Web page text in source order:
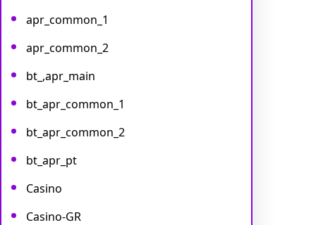
apr_common_1
apr_common_2
bt_,apr_main
bt_apr_common_1
bt_apr_common_2
bt_apr_pt
Casino
Casino-GR